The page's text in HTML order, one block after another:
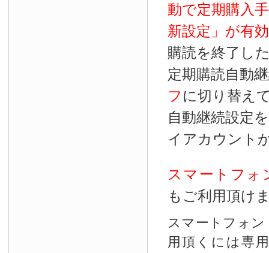
動で定期購入
新設定」が有効
購読を終了し
定期購読自動
フ に切り替え
自動継続設定
イアカウント
スマートフォ
もご利用頂け
スマートフォ
用頂くには専